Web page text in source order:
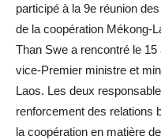
participé à la 9e réunion
de la coopération Mékong-
Than Swe a rencontré le
vice-Premier ministre et
Laos. Les deux
renforcement des relations
la coopération en matière